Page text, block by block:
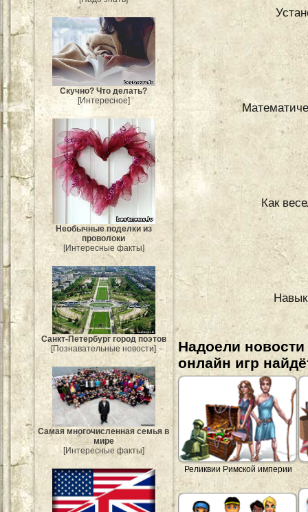
Скучно? Что делать?
[Интересное]
Необычные поделки из
проволоки
[Интересные факты]
Санкт-Петербург город поэтов
[Познавательные новости]
Самая многочисленная семья в
мире
[Интересные факты]
Как
Надоели
онлайн игр
Реликвии Римской империи